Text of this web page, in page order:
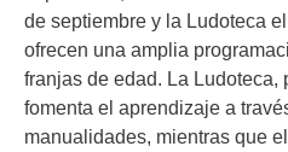
de septiembre y la Ludoteca
ofrecen una amplia
franjas de edad. La Ludoteca,
fomenta el aprendizaje a
manualidades, mientras que